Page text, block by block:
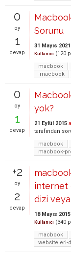
0
oy
1
cevap
Sorunu
31 Mayıs 2021
Kullanıcı (120
macbook
-macbook
0
oy
1
cevap
yok?
21 Eylül 2015
tarafından
macbook
macbook-
+2
oy
2
cevap
internet
dizi
18 Mayıs 2015
Kullanıcı (340
macbook
websiteleri-